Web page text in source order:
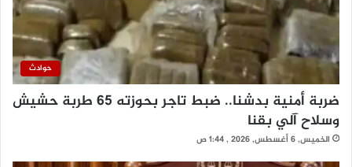
حوادث
ضربة أمنية بدشنا.. ضبط تاجر بحوزته 65 طربة حشيش
وسلاح آلي بقنا
الخميس, 6 أغسطس, 2026 , 1:44 ص